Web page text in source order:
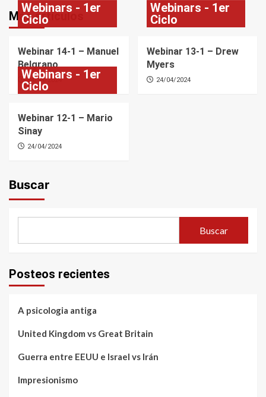
Más artículos
Webinars - 1er
Ciclo
Webinar 14-1 – Manuel
Belgrano
24/04/2024
Webinars - 1er
Ciclo
Webinar 13-1 – Drew
Myers
24/04/2024
Webinars - 1er
Ciclo
Webinar 12-1 – Mario
Sinay
24/04/2024
Buscar
Buscar
Posteos recientes
A psicologia antiga
United Kingdom vs Great Britain
Guerra entre EEUU e Israel vs Irán
Impresionismo